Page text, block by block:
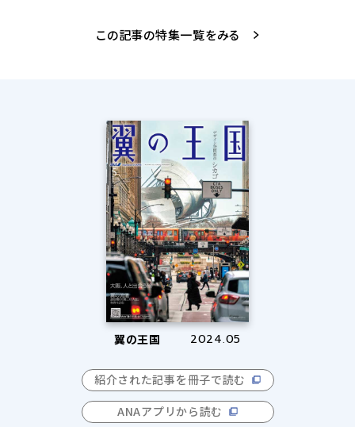
この記事の特集一覧をみる
翼の王国 2024.05
紹介された記事を冊子で読む
ANAアプリから読む